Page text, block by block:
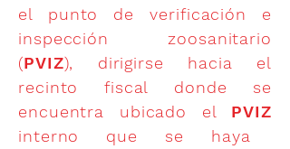
el punto de verificación e
inspección zoosanitario
(PVIZ), dirigirse hacia el
recinto fiscal donde se
encuentra ubicado el PVIZ
interno que se haya